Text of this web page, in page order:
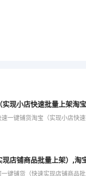
现小店快速批量上架淘
店铺商品批量上架）,淘